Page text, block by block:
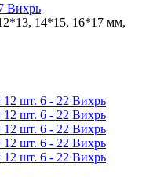
Вихрь
14*15, 16*17 мм,